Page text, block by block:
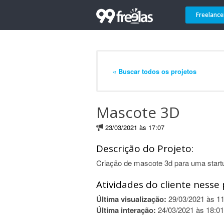
« Buscar todos os projetos
Mascote 3D
23/03/2021 às 17:07
Descrição do Projeto:
Criação de mascote 3d para uma
Atividades do cliente nesse
Última visualização: 29/03/2021 às
Última interação: 24/03/2021 às 18:01